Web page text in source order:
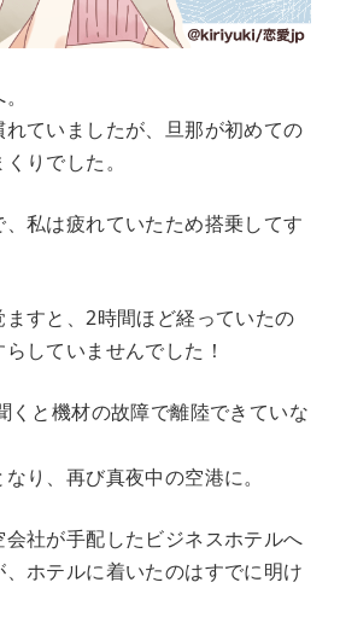
ていましたが、旦那が初めての
りでした。
私は疲れていたため搭乗してす
ますと、2時間ほど経っていたの
していませんでした！
くと機材の故障で離陸できていな
り、再び真夜中の空港に。
社が手配したビジネスホテルへ
ホテルに着いたのはすでに明け